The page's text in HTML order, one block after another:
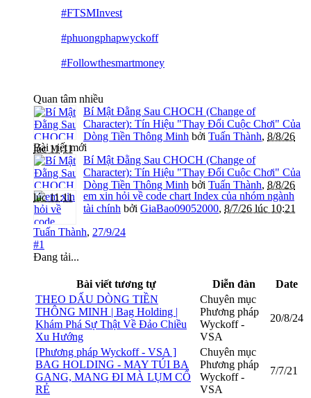
#FTSMInvest
#phuongphapwyckoff
#Followthesmartmoney
Quan tâm nhiều
Bí Mật Đằng Sau CHOCH (Change of
Character): Tín Hiệu "Thay Đổi Cuộc Chơi" Của
Dòng Tiền Thông Minh bởi Tuấn Thành, 8/8/26
lúc 11:11
Bài viết mới
Bí Mật Đằng Sau CHOCH (Change of
Character): Tín Hiệu "Thay Đổi Cuộc Chơi" Của
Dòng Tiền Thông Minh bởi Tuấn Thành, 8/8/26
lúc 11:11
em xin hỏi về code chart Index của nhóm ngành
tài chính bởi GiaBao09052000, 8/7/26 lúc 10:21
Tuấn Thành, 27/9/24
#1
Đang tải...
Bài viết tương tự Diễn đàn
Date
THEO DẤU DÒNG TIỀN
THÔNG MINH | Bag Holding |
Khám Phá Sự Thật Về Đảo Chiều
Xu Hướng
Chuyên mục
Phương pháp
Wyckoff -
VSA
20/8/24
[Phương pháp Wyckoff - VSA ]
BAG HOLDING - MAY TÚI BA
GANG, MANG ĐI MÀ LỤM CỔ
RẺ
Chuyên mục
Phương pháp
Wyckoff -
VSA
7/7/21